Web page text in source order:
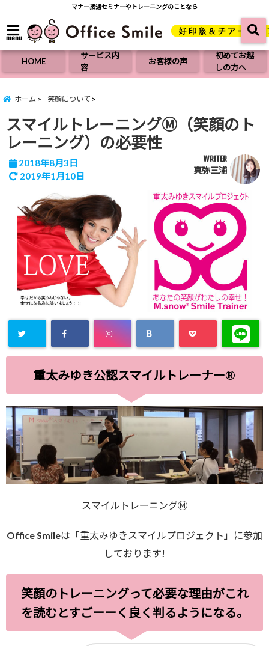
マナー接遇セミナーやトレーニングのことなら
menu
HOME
サービス内
容
お客様の声
初めてお越
しの方へ
ホーム 笑顔について
スマイルトレーニングⓂ︎（笑顔のト
レーニング）の必要性
2018年8月3日
2019年1月10日
WRITER
真弥三浦
重太みゆき公認スマイルトレーナー®
スマイルトレーニングⓂ︎
Office Smileは「重太みゆきスマイルプロジェクト」に参加
しております!
笑顔のトレーニングって必要な理由がこれ
を読むとすごーーく良く判るようになる。